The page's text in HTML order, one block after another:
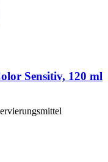
Sensitiv, 120 ml